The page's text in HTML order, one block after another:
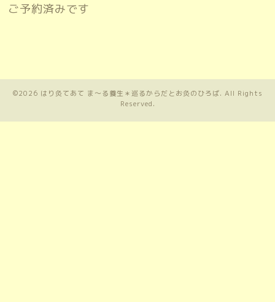
ご予約済みです
©2026 はり灸てあて ま〜る養生＊巡るからだとお灸のひろば. All Rights
Reserved.